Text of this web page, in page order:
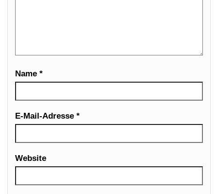
Name *
E-Mail-Adresse *
Website